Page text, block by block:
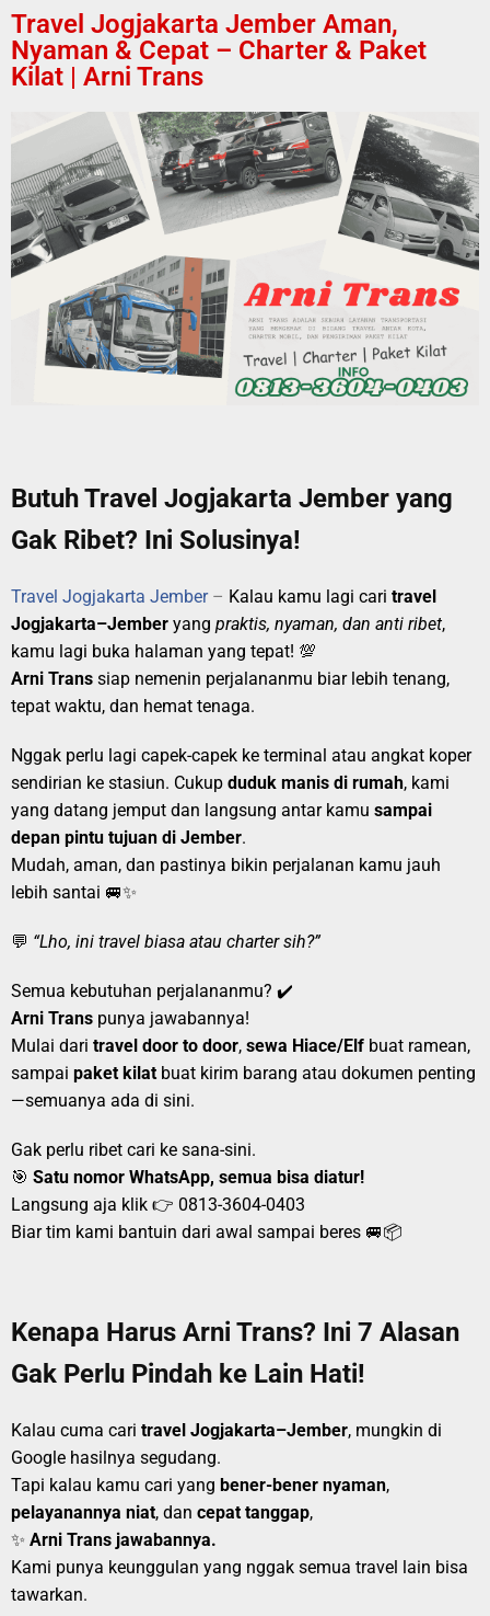
Travel Jogjakarta Jember Aman,
Nyaman & Cepat – Charter & Paket
Kilat | Arni Trans
Butuh Travel Jogjakarta Jember yang
Gak Ribet? Ini Solusinya!
Travel Jogjakarta Jember– Kalau kamu lagi cari travel
Jogjakarta–Jember yang praktis, nyaman, dan anti ribet,
kamu lagi buka halaman yang tepat! 💯
Arni Trans siap nemenin perjalananmu biar lebih tenang,
tepat waktu, dan hemat tenaga.
Nggak perlu lagi capek-capek ke terminal atau angkat koper
sendirian ke stasiun. Cukup duduk manis di rumah, kami
yang datang jemput dan langsung antar kamu sampai
depan pintu tujuan di Jember.
Mudah, aman, dan pastinya bikin perjalanan kamu jauh
lebih santai 🚐✨
💬 “Lho, ini travel biasa atau charter sih?”
Semua kebutuhan perjalananmu? ✔️
Arni Trans punya jawabannya!
Mulai dari travel door to door, sewa Hiace/Elf buat ramean,
sampai paket kilat buat kirim barang atau dokumen penting
—semuanya ada di sini.
Gak perlu ribet cari ke sana-sini.
🎯 Satu nomor WhatsApp, semua bisa diatur!
Langsung aja klik 👉 0813-3604-0403
Biar tim kami bantuin dari awal sampai beres 🚐📦
Kenapa Harus Arni Trans? Ini 7 Alasan
Gak Perlu Pindah ke Lain Hati!
Kalau cuma cari travel Jogjakarta–Jember, mungkin di
Google hasilnya segudang.
Tapi kalau kamu cari yang bener-bener nyaman,
pelayanannya niat, dan cepat tanggap,
✨ Arni Trans jawabannya.
Kami punya keunggulan yang nggak semua travel lain bisa
tawarkan.